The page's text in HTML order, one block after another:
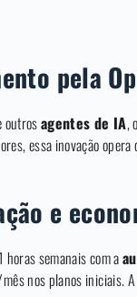
pela
outrosagentes de IA,
essa inovação
e
semanais com a
nos planos iniciais.